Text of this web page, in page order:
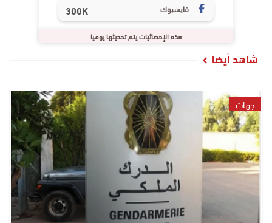
فايسبوك 300K
هذه الإحصائيات يتم تحديثها يوميا
شاهد أيضا
جهات